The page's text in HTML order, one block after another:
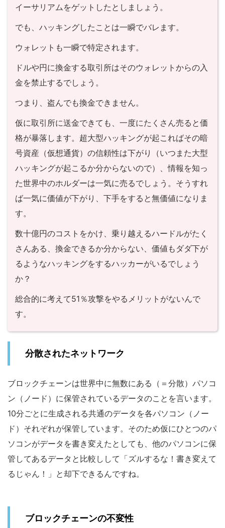
イーサリアムをゲットしたとしましょう。
でも、ハッキングしたことは一瞬でバレます。
ウォレットも一瞬で特定されます。
ドルや円に換金する取引所はそのウォレットからの入
金を禁止するでしょう。
つまり、盗んでも換金できません。
仮に取引所に送金できても、一度にたくさん売ると価
格が暴落します。超大型ハッキングが起こればその暗
号資産（仮想通貨）の信頼性は下がり（いつまた大型
ハッキングが起こるか分からないので）、情報を知っ
た世界中のホルダーは一気に売るでしょう。そうすれ
ば一気に価値が下がり、下手をすると無価値になりま
す。
数十億円のコストをかけ、乗り越えるハードルがたく
さんある、換金できるか分からない、価値もダダ下が
るようなハッキングをするハッカーがいるでしょう
か？
総合的に考えて51％攻撃をやるメリットがないんで
す。
分散されたネットワーク
ブロックチェーンは世界中に無数にある（＝分散）パソコ
ン（ノード）に保管されているデータのことを言います。
10分ごとに生成される共通のデータを各パソコン（ノー
ド）それぞれが保管しています。そのため仮にひとつのパ
ソコンがデータを書き変えたとしても、他のパソコンに保
管してあるデータと比較しして「ズルするな！書き変えて
るじゃん！」と却下できるんですね。
ブロックチェーンの不変性